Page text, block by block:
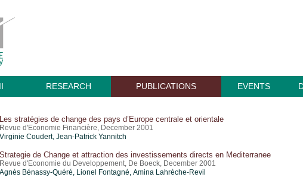
RESEARCH PUBLICATIONS EVENTS
Les stratégies de change des pays d’Europe centrale et orientale
Revue d'Economie Financière, December 2001
Virginie Coudert, Jean-Patrick Yannitch
Strategie de Change et attraction des investissements directs en Mediterranee
Revue d'Economie du Developpement, De Boeck, December 2001
Agnès Bénassy-Quéré, Lionel Fontagné, Amina Lahrèche-Revil